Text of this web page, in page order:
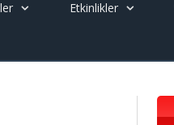
Etkinlikler